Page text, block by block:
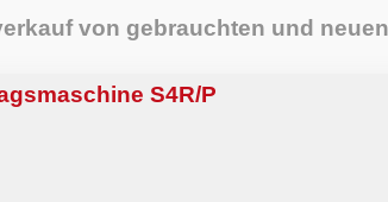
von gebrauchten und
S4R/P